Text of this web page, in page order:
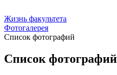
Жизнь факультета
Фотогалерея
Список фотографий
Список фотографий